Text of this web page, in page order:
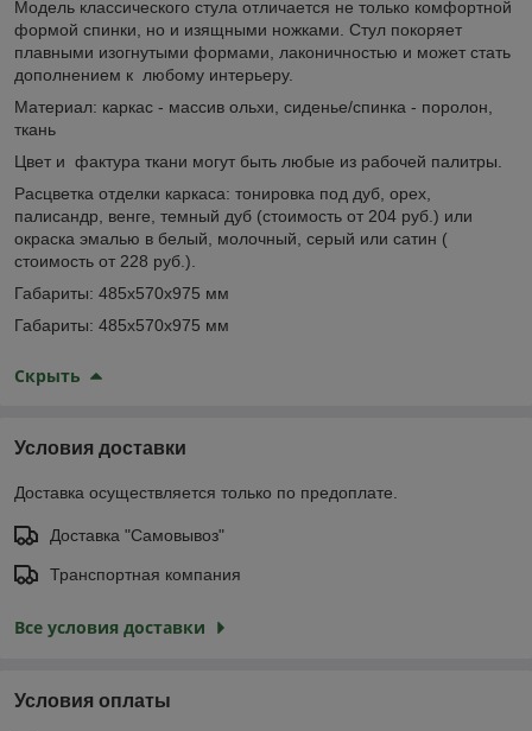
Модель классического стула отличается не только комфортной
формой спинки, но и изящными ножками. Стул покоряет
плавными изогнутыми формами, лаконичностью и может стать
дополнением к любому интерьеру.
Материал: каркас - массив ольхи, сиденье/спинка - поролон,
ткань
Цвет и фактура ткани могут быть любые из рабочей палитры.
Расцветка отделки каркаса: тонировка под дуб, орех,
палисандр, венге, темный дуб (стоимость от 204 руб.) или
окраска эмалью в белый, молочный, серый или сатин (
стоимость от 228 руб.).
Габариты: 485х570х975 мм
Габариты: 485х570х975 мм
Скрыть
Условия доставки
Доставка осуществляется только по предоплате.
Доставка "Самовывоз"
Транспортная компания
Все условия доставки
Условия оплаты